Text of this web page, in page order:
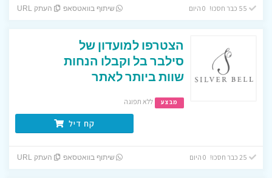
שיתוף בוואטסאפ העתק URL
הצטרפו למועדון של
סילבר בל וקבלו הנחות
שוות ביותר לאתר
מבצע ללא תפוגה
קח דיל
שיתוף בוואטסאפ העתק URL